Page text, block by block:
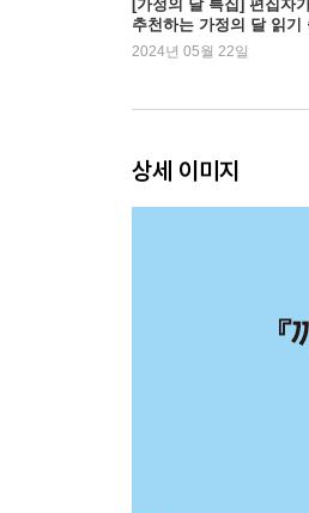
18장 아이가 밀어낼
19장 규칙에 관한 규칙
21장 숙제 때문에 아
25장 우리가 훈육을
[가정의 달 특집] 편집자
추천하는 가정의 달 읽기
은 책
2024년 05월 22일
상세 이미지